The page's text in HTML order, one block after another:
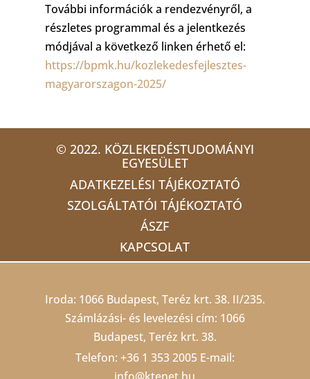
További információk a rendezvényről, a
részletes programmal és a jelentkezés
módjával a következő linken érhető el:
https://bpmk.hu/kozlekedesfejlesztes-
magyarorszagon-2025/
© 2022. KÖZLEKEDÉSTUDOMÁNYI
EGYESÜLET
ADATKEZELÉSI TÁJÉKOZTATÓ
SZOLGÁLTATÓI TÁJÉKOZTATÓ
ÁSZF
KAPCSOLAT
Iroda: 1066 Budapest, Teréz krt. 38. II/235.
Számlázási- és levelezési cím: 1066
Budapest, Teréz krt. 38.
Telefon: +36 1 353 2005 E-mail: